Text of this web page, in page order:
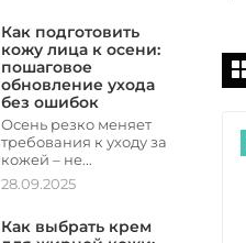
Как подготовить
кожу лица к осени:
пошаговое
обновление ухода
без ошибок
Осень резко меняет
требования к уходу за
кожей – не...
28.09.2025
Как выбрать крем